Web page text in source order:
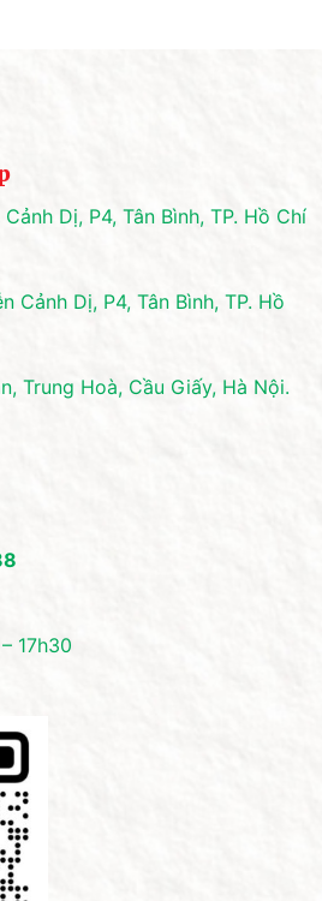
Dị, P4, Tân Bình, TP. Hồ Chí
Cảnh Dị, P4, Tân Bình, TP. Hồ
Trung Hoà, Cầu Giấy, Hà Nội.
17h30